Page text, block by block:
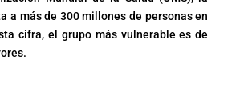
a más de 300 millones de personas en
cifra, el grupo más vulnerable es de